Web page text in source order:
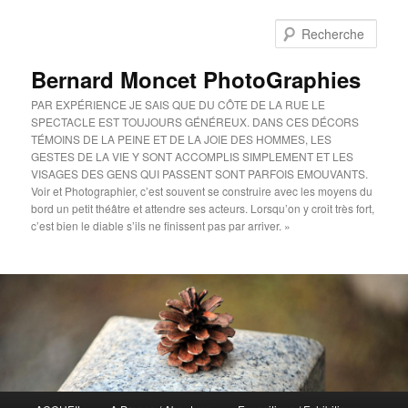
Bernard Moncet PhotoGraphies
PAR EXPÉRIENCE JE SAIS QUE DU CÔTE DE LA RUE LE
SPECTACLE EST TOUJOURS GÉNÉREUX. DANS CES DÉCORS
TÉMOINS DE LA PEINE ET DE LA JOIE DES HOMMES, LES
GESTES DE LA VIE Y SONT ACCOMPLIS SIMPLEMENT ET LES
VISAGES DES GENS QUI PASSENT SONT PARFOIS EMOUVANTS.
Voir et Photographier, c’est souvent se construire avec les moyens du
bord un petit théâtre et attendre ses acteurs. Lorsqu’on y croit très fort,
c’est bien le diable s’ils ne finissent pas par arriver. »